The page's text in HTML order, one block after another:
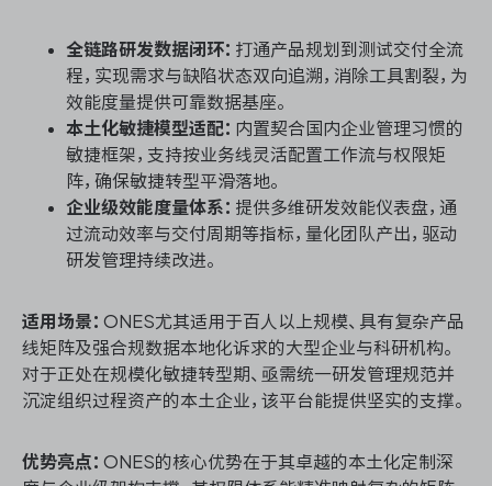
全链路研发数据闭环： 打通产品规划到测试交付全流
程，实现需求与缺陷状态双向追溯，消除工具割裂，为
效能度量提供可靠数据基座。
本土化敏捷模型适配： 内置契合国内企业管理习惯的
敏捷框架，支持按业务线灵活配置工作流与权限矩
阵，确保敏捷转型平滑落地。
企业级效能度量体系： 提供多维研发效能仪表盘，通
过流动效率与交付周期等指标，量化团队产出，驱动
研发管理持续改进。
适用场景： ONES尤其适用于百人以上规模、具有复杂产品
线矩阵及强合规数据本地化诉求的大型企业与科研机构。
对于正处在规模化敏捷转型期、亟需统一研发管理规范并
沉淀组织过程资产的本土企业，该平台能提供坚实的支撑。
优势亮点： ONES的核心优势在于其卓越的本土化定制深